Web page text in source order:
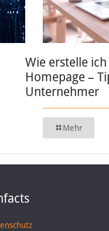
Wie erstelle
Homepage –
Unternehmer
Mehr